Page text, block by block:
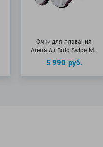
Очки для плавания
Arena Air Bold Swipe M…
5 990 руб.